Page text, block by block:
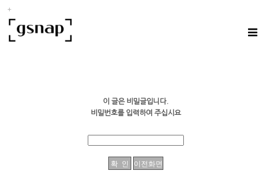
이 글은 비밀글입니다.
비밀번호를 입력하여 주십시요